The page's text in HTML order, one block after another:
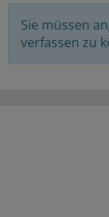
Sie müssen
verfassen zu